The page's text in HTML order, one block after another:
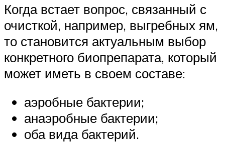
Когда встает вопрос, связанный с
очисткой, например, выгребных ям,
то становится актуальным выбор
конкретного биопрепарата, который
может иметь в своем составе:
аэробные бактерии;
анаэробные бактерии;
оба вида бактерий.